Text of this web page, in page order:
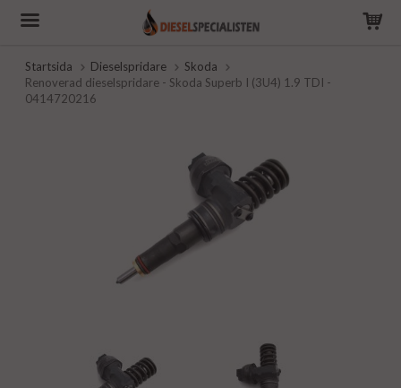
Startsida Dieselspridare
Skoda
Renoverad dieselspridare - Skoda Superb I (3U4) 1.9 TDI -
0414720216